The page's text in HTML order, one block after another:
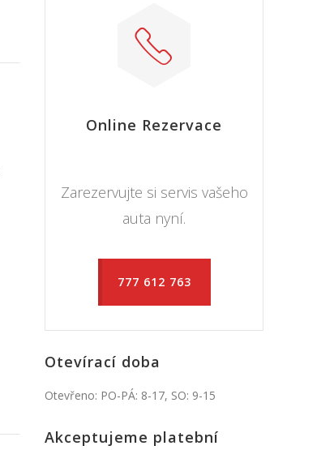
Online Rezervace
Zarezervujte si servis vašeho
auta nyní.
777 612 763
Otevírací doba
Otevřeno: PO-PÁ: 8-17, SO: 9-15
Akceptujeme platební